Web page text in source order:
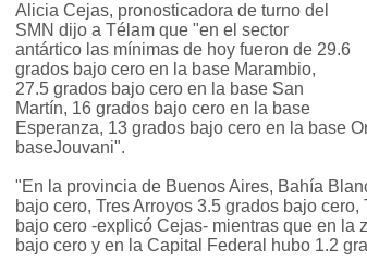
Alicia Cejas, pronosticadora de turno del
SMN dijo a Télam que "en el sector
antártico las mínimas de hoy fueron de 29.6
grados bajo cero en la base Marambio,
27.5 grados bajo cero en la base San
Martín, 16 grados bajo cero en la base
Esperanza, 13 grados bajo cero en la base
baseJouvani".
"En la provincia de Buenos Aires, Bahía
bajo cero, Tres Arroyos 3.5 grados bajo
bajo cero -explicó Cejas- mientras que en la
bajo cero y en la Capital Federal hubo 1.2